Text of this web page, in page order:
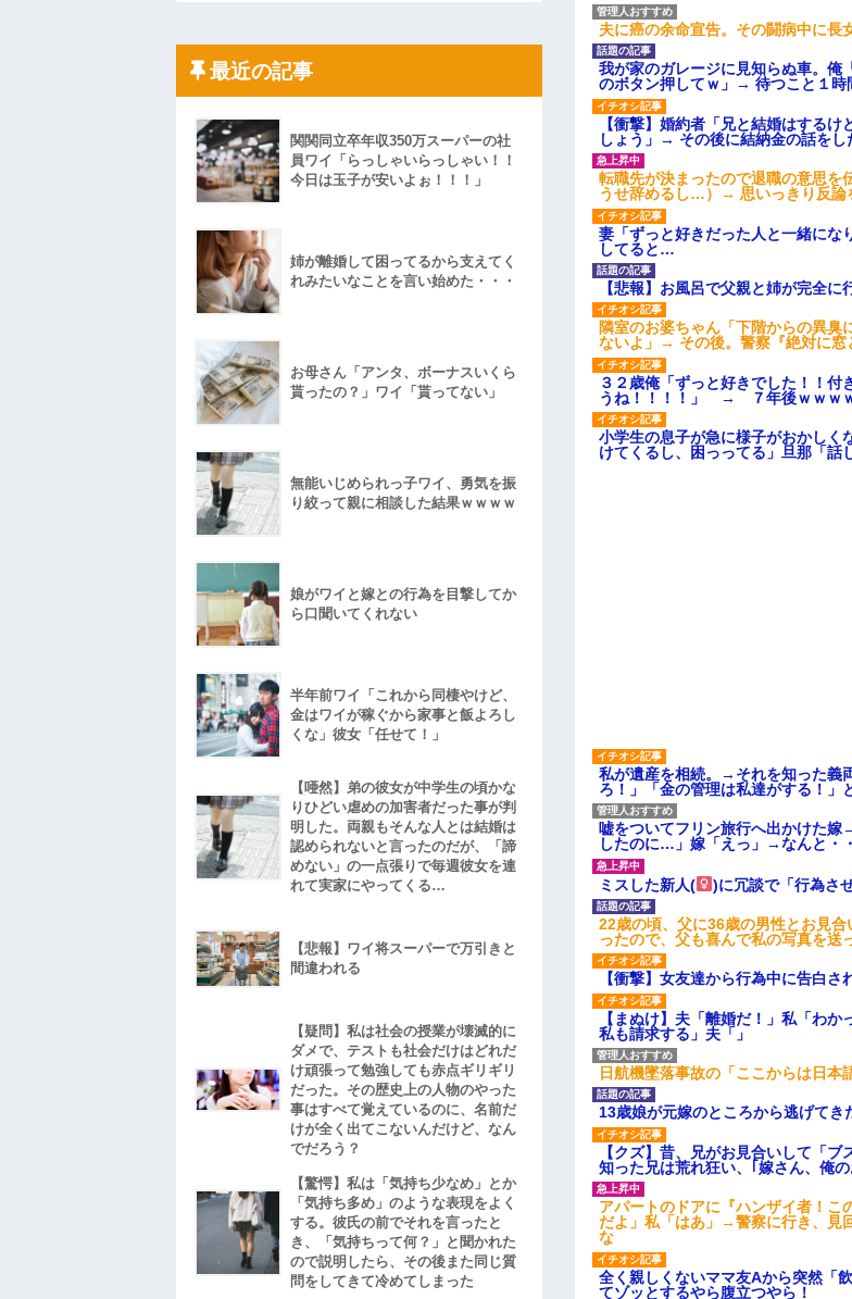
夫に癌の余命宣告。その闘病中に長
我が家のガレージに見知らぬ車。俺
のボタン押してｗ」→ 待つこと１時
【衝撃】婚約者「兄と結婚はする
しょう」→ その後に結納金の話をし
転職先が決まったので退職の意思を
うせ辞めるし…）→ 思いっきり反論
妻「ずっと好きだった人と一緒に
してると…
【悲報】お風呂で父親と姉が完全に
隣室のお婆ちゃん「下階からの異
ないよ」→ その後。警察『絶対に窓
３２歳俺「ずっと好きでした！！
うね！！！！」 → ７年後ｗｗｗ
小学生の息子が急に様子がおかしく
けてくるし、困っってる」旦那「話
私が遺産を相続。→それを知った義
ろ！」「金の管理は私達がする！」
嘘をついてフリン旅行へ出かけた
したのに…」嫁「えっ」→なんと・
ミスした新人( )に冗談で「行為さ
22歳の頃、父に36歳の男性とお見
ったので、父も喜んで私の写真を送
【衝撃】女友達から行為中に告白さ
【まぬけ】夫「離婚だ！」私「わ
私も請求する」夫「」
日航機墜落事故の「ここからは日本
13歳娘が元嫁のところから逃げて
【クズ】昔、兄がお見合いして「
知った兄は荒れ狂い、｢嫁さん、俺
アパートのドアに『ハンザイ者！こ
だよ」私「はあ」→警察に行き、見
な
全く親しくないママ友Aから突然「
てゾッとするやら腹立つやら！
最近の記事
関関同立卒年収350万スーパーの社
員ワイ「らっしゃいらっしゃい！！
今日は玉子が安いよぉ！！！」
姉が離婚して困ってるから支えてく
れみたいなことを言い始めた・・・
お母さん「アンタ、ボーナスいくら
貰ったの？」ワイ「貰ってない」
無能いじめられっ子ワイ、勇気を振
り絞って親に相談した結果ｗｗｗｗ
娘がワイと嫁との行為を目撃してか
ら口聞いてくれない
半年前ワイ「これから同棲やけど、
金はワイが稼ぐから家事と飯よろし
くな」彼女「任せて！」
【唖然】弟の彼女が中学生の頃かな
りひどい虐めの加害者だった事が判
明した。両親もそんな人とは結婚は
認められないと言ったのだが、「諦
めない」の一点張りで毎週彼女を連
れて実家にやってくる…
【悲報】ワイ将スーパーで万引きと
間違われる
【疑問】私は社会の授業が壊滅的に
ダメで、テストも社会だけはどれだ
け頑張って勉強しても赤点ギリギリ
だった。その歴史上の人物のやった
事はすべて覚えているのに、名前だ
けが全く出てこないんだけど、なん
でだろう？
【驚愕】私は「気持ち少なめ」とか
「気持ち多め」のような表現をよく
する。彼氏の前でそれを言ったと
き、「気持ちって何？」と聞かれた
ので説明したら、その後また同じ質
問をしてきて冷めてしまった